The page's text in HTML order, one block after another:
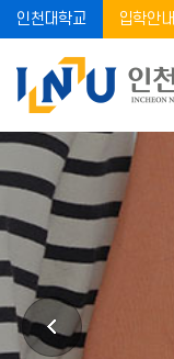
인천대학교 입학안내